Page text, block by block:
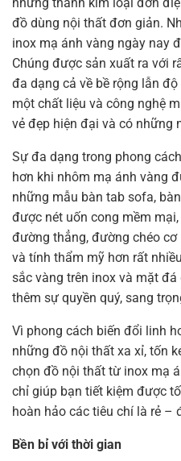
đồ dùng nội thất đơn giản.
inox mạ ánh vàng ngày nay
Chúng được sản xuất ra với
đa dạng cả về bề rộng lẫn
một chất liệu và công nghệ
vẻ đẹp hiện đại và có những
Sự đa dạng trong phong
hơn khi nhôm mạ ánh vàng
những mẫu bàn tab sofa,
được nét uốn cong mềm
đường thẳng, đường chéo
và tính thẩm mỹ hơn rất
sắc vàng trên inox và mặt
thêm sự quyền quý, sang
Vì phong cách biến đổi linh
những đồ nội thất xa xỉ, tốn
chọn đồ nội thất từ inox mạ
chỉ giúp bạn tiết kiệm được
hoàn hảo các tiêu chí là rẻ –
Bền bỉ với thời gian